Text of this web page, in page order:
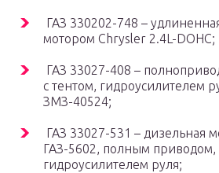
ГАЗ 330202-748 –
мотором Chrysler 2.4L-DOHC;
ГАЗ 33027-408 –
с тентом, гидроусилителем
ЗМЗ-40524;
ГАЗ 33027-531 – дизельная
ГАЗ-5602, полным приводом,
гидроусилителем руля;